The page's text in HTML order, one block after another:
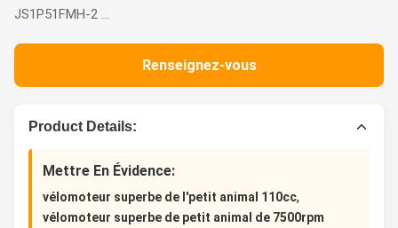
JS1P51FMH-2 ...
Renseignez-vous
Product Details:
Mettre En Évidence:
vélomoteur superbe de l'petit animal 110cc,
vélomoteur superbe de petit animal de 7500rpm